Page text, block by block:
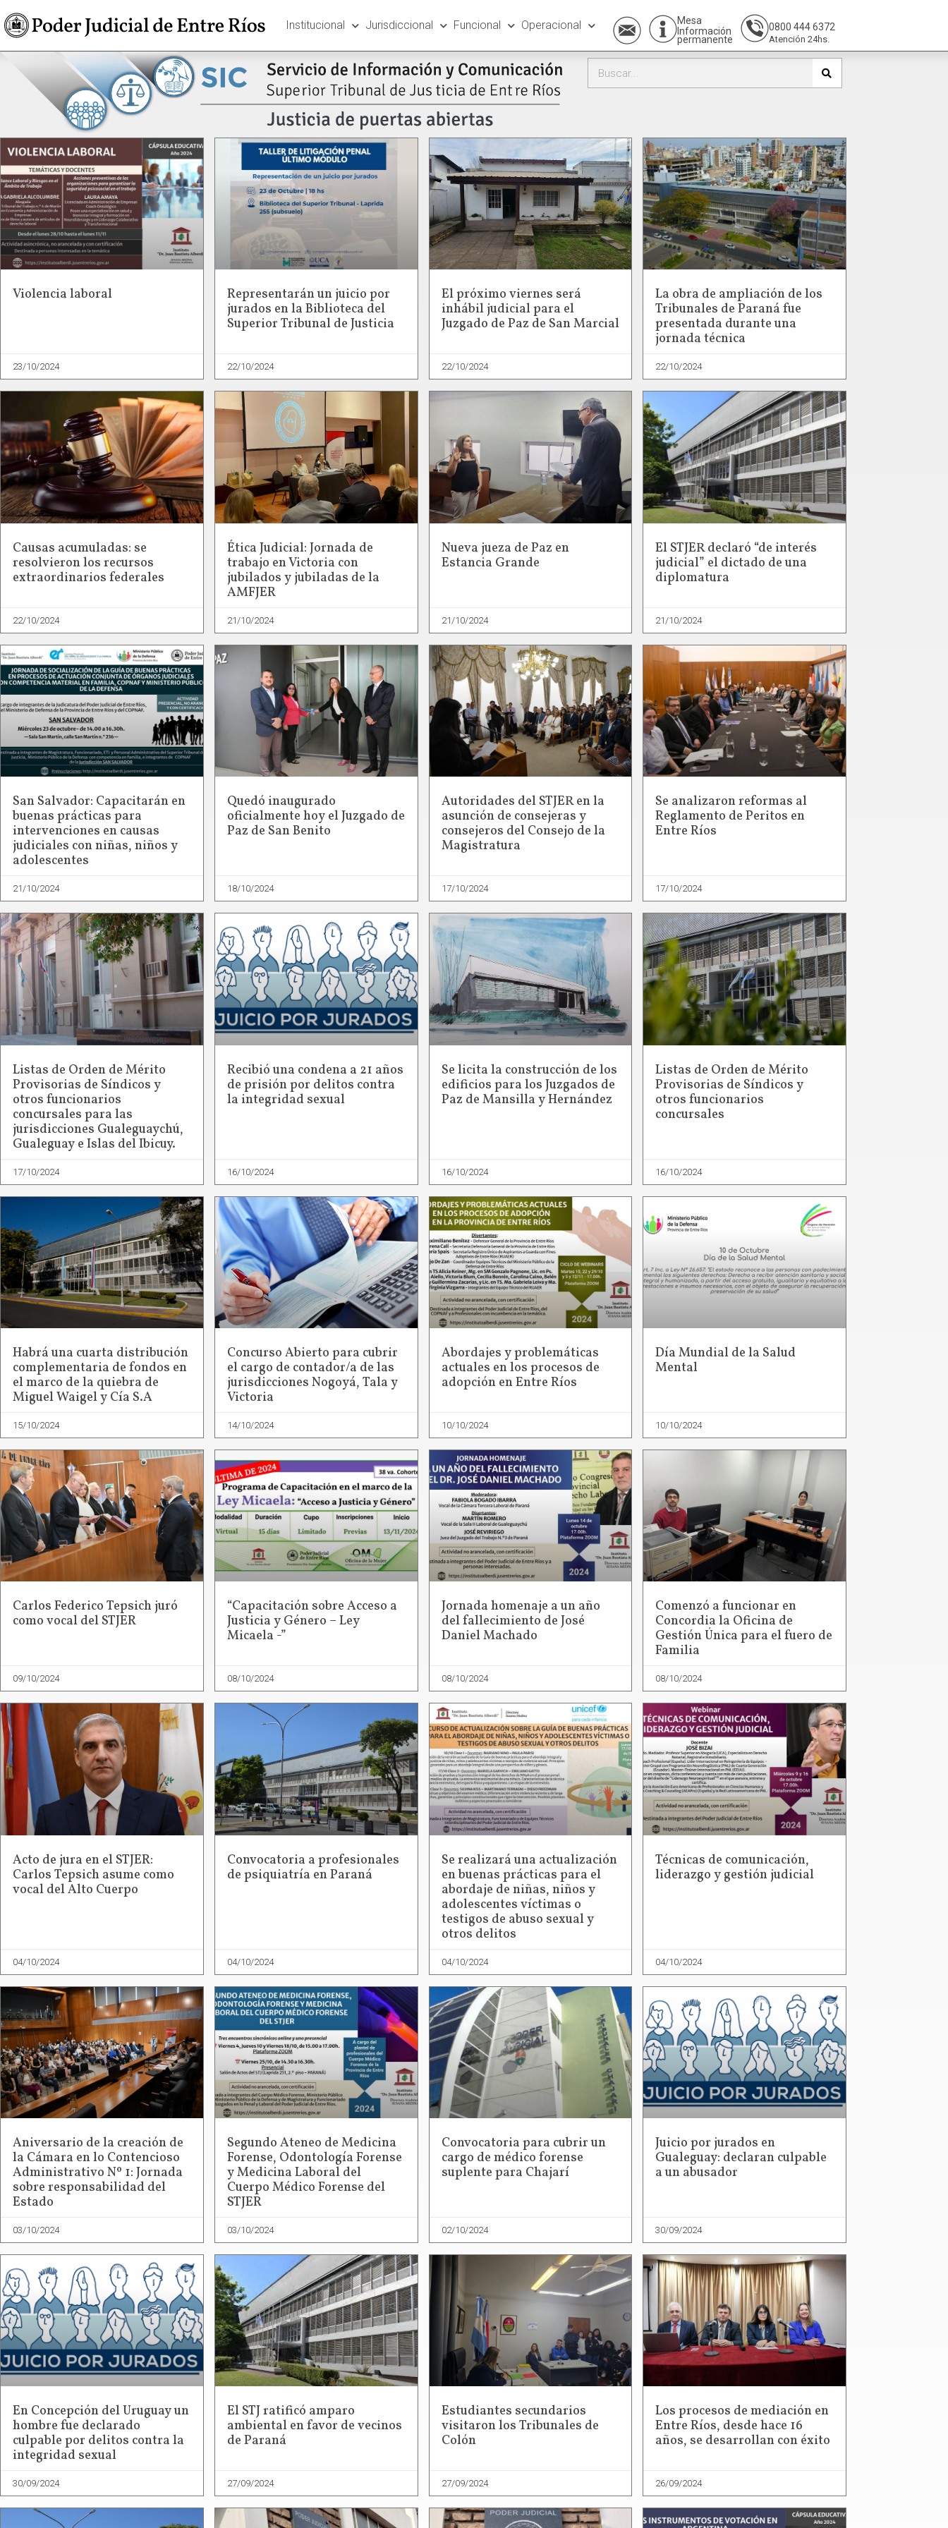
Institucional Jurisdiccional Funcional Operacional
Mesa
Información
permanente
0800 444 6372
Atención 24hs.
Violencia laboral
23/10/2024
Representarán un juicio por
jurados en la Biblioteca del
Superior Tribunal de Justicia
22/10/2024
El próximo viernes será
inhábil judicial para el
Juzgado de Paz de San Marcial
22/10/2024
La obra de ampliación de los
Tribunales de Paraná fue
presentada durante una
jornada técnica
22/10/2024
Causas acumuladas: se
resolvieron los recursos
extraordinarios federales
22/10/2024
Ética Judicial: Jornada de
trabajo en Victoria con
jubilados y jubiladas de la
AMFJER
21/10/2024
Nueva jueza de Paz en
Estancia Grande
21/10/2024
El STJER declaró “de interés
judicial” el dictado de una
diplomatura
21/10/2024
San Salvador: Capacitarán en
buenas prácticas para
intervenciones en causas
judiciales con niñas, niños y
adolescentes
21/10/2024
Quedó inaugurado
oficialmente hoy el Juzgado de
Paz de San Benito
18/10/2024
Autoridades del STJER en la
asunción de consejeras y
consejeros del Consejo de la
Magistratura
17/10/2024
Se analizaron reformas al
Reglamento de Peritos en
Entre Ríos
17/10/2024
Listas de Orden de Mérito
Provisorias de Síndicos y
otros funcionarios
concursales para las
jurisdicciones Gualeguaychú,
Gualeguay e Islas del Ibicuy.
17/10/2024
Recibió una condena a 21 años
de prisión por delitos contra
la integridad sexual
16/10/2024
Se licita la construcción de los
edificios para los Juzgados de
Paz de Mansilla y Hernández
16/10/2024
Listas de Orden de Mérito
Provisorias de Síndicos y
otros funcionarios
concursales
16/10/2024
Habrá una cuarta distribución
complementaria de fondos en
el marco de la quiebra de
Miguel Waigel y Cía S.A
15/10/2024
Concurso Abierto para cubrir
el cargo de contador/a de las
jurisdicciones Nogoyá, Tala y
Victoria
14/10/2024
Abordajes y problemáticas
actuales en los procesos de
adopción en Entre Ríos
10/10/2024
Día Mundial de la Salud
Mental
10/10/2024
Carlos Federico Tepsich juró
como vocal del STJER
09/10/2024
“Capacitación sobre Acceso a
Justicia y Género – Ley
Micaela -”
08/10/2024
Jornada homenaje a un año
del fallecimiento de José
Daniel Machado
08/10/2024
Comenzó a funcionar en
Concordia la Oficina de
Gestión Única para el fuero de
Familia
08/10/2024
Acto de jura en el STJER:
Carlos Tepsich asume como
vocal del Alto Cuerpo
04/10/2024
Convocatoria a profesionales
de psiquiatría en Paraná
04/10/2024
Se realizará una actualización
en buenas prácticas para el
abordaje de niñas, niños y
adolescentes víctimas o
testigos de abuso sexual y
otros delitos
04/10/2024
Técnicas de comunicación,
liderazgo y gestión judicial
04/10/2024
Aniversario de la creación de
la Cámara en lo Contencioso
Administrativo Nº 1: Jornada
sobre responsabilidad del
Estado
03/10/2024
Segundo Ateneo de Medicina
Forense, Odontología Forense
y Medicina Laboral del
Cuerpo Médico Forense del
STJER
03/10/2024
Convocatoria para cubrir un
cargo de médico forense
suplente para Chajarí
02/10/2024
Juicio por jurados en
Gualeguay: declaran culpable
a un abusador
30/09/2024
En Concepción del Uruguay un
hombre fue declarado
culpable por delitos contra la
integridad sexual
30/09/2024
El STJ ratificó amparo
ambiental en favor de vecinos
de Paraná
27/09/2024
Estudiantes secundarios
visitaron los Tribunales de
Colón
27/09/2024
Los procesos de mediación en
Entre Ríos, desde hace 16
años, se desarrollan con éxito
26/09/2024